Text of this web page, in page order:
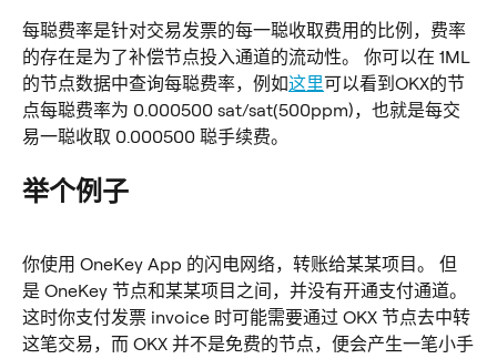
每聪费率是针对交易发票的每一聪收取费用的比例，费率
的存在是为了补偿节点投入通道的流动性。 你可以在 1ML
的节点数据中查询每聪费率，例如这里可以看到OKX的节
点每聪费率为 0.000500 sat/sat(500ppm)，也就是每交
易一聪收取 0.000500 聪手续费。
举个例子
你使用 OneKey App 的闪电网络，转账给某某项目。 但
是 OneKey 节点和某某项目之间，并没有开通支付通道。
这时你支付发票 invoice 时可能需要通过 OKX 节点去中转
这笔交易，而 OKX 并不是免费的节点，便会产生一笔小手